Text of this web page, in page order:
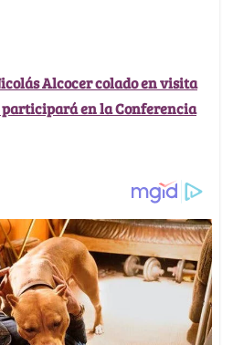
Alcocer colado en visita
participará en la Conferencia